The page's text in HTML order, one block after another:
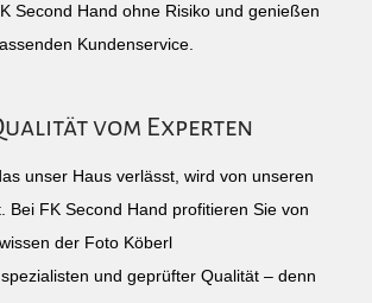
Second Hand ohne Risiko und genießen
Kundenservice.
vom Experten
unser Haus verlässt, wird von unseren
Bei FK Second Hand profitieren Sie von
der Foto Köberl
und geprüfter Qualität – denn